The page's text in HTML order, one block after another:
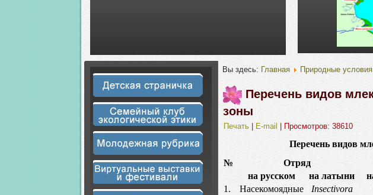
Вы здесь: Главная Природные условия
Перечень видов
зоны
Печать E-mail | Просмотров: 38610
Перечень видов
№
Отряд
на русском
на латыни
1.
Насекомоядные Insectivora